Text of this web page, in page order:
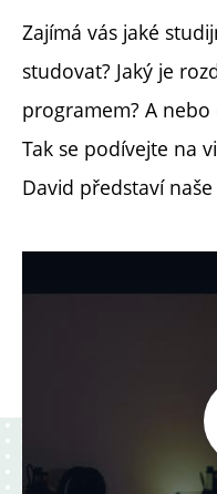
Zajímá vás jaké
studovat? Jaký je
programem? A nebo
Tak se podívejte na
David představí